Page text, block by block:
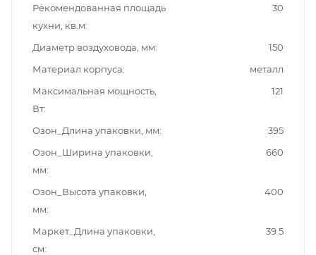
Рекомендованная площадь
кухни, кв.м
30
Диаметр воздуховода, мм
150
Материал корпуса
металл
Максимальная мощность,
Вт
121
Озон_Длина упаковки, мм
395
Озон_Ширина упаковки,
мм
660
Озон_Высота упаковки,
мм
400
Маркет_Длина упаковки,
см
39.5